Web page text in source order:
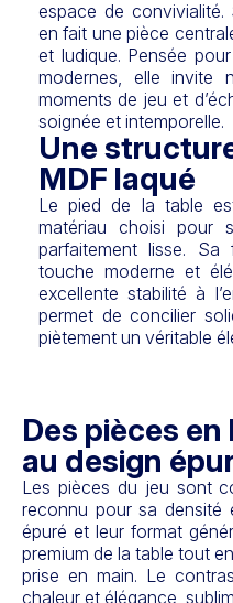
espace de convivialité.
en fait une pièce
et ludique. Pensée
modernes, elle invite
moments de jeu et
soignée et intemporelle.
Une
MDF laqué
Le pied de la table
matériau choisi pour
parfaitement lisse.
touche moderne et
excellente stabilité à
permet de concilier
piètement un véritable
Des pièces
au design
Les pièces du jeu sont
reconnu pour sa densité
épuré et leur format
premium de la table tout
prise en main. Le
chaleur et élégance,